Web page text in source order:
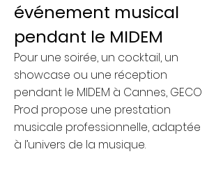
événement musical
pendant le MIDEM
Pour une soirée, un cocktail, un
showcase ou une réception
pendant le MIDEM à Cannes, GECO
Prod propose une prestation
musicale professionnelle, adaptée
à l’univers de la musique.